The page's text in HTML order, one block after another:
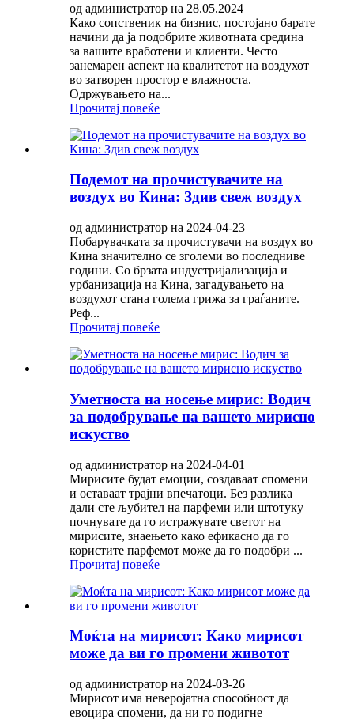
од администратор на 28.05.2024
Како сопственик на бизнис, постојано барате
начини да ја подобрите животната средина
за вашите вработени и клиенти. Често
занемарен аспект на квалитетот на воздухот
во затворен простор е влажноста.
Одржувањето на...
Прочитај повеќе
Подемот на прочистувачите на
воздух во Кина: Здив свеж воздух
од администратор на 2024-04-23
Побарувачката за прочистувачи на воздух во
Кина значително се зголеми во последниве
години. Со брзата индустријализација и
урбанизација на Кина, загадувањето на
воздухот стана голема грижа за граѓаните.
Реф...
Прочитај повеќе
Уметноста на носење мирис: Водич
за подобрување на вашето мирисно
искуство
од администратор на 2024-04-01
Мирисите будат емоции, создаваат спомени
и оставаат трајни впечатоци. Без разлика
дали сте љубител на парфеми или штотуку
почнувате да го истражувате светот на
мирисите, знаењето како ефикасно да го
користите парфемот може да го подобри ...
Прочитај повеќе
Моќта на мирисот: Како мирисот
може да ви го промени животот
од администратор на 2024-03-26
Мирисот има неверојатна способност да
евоцира спомени, да ни го подигне